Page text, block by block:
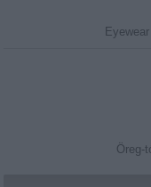
Öreg-